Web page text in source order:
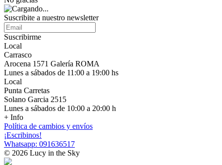
Suscribite a nuestro newsletter
Suscribirme
Local
Carrasco
Arocena 1571 Galería ROMA
Lunes a sábados de 11:00 a 19:00 hs
Local
Punta Carretas
Solano Garcia 2515
Lunes a sábados de 10:00 a 20:00 h
+ Info
Política de cambios y envíos
¡Escribinos!
Whatsapp: 091636517
© 2026 Lucy in the Sky